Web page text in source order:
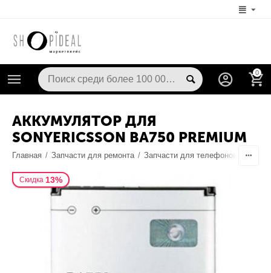
0
АККУМУЛЯТОР ДЛЯ
SONYERICSSON BA750 PREMIUM
Главная / Запчасти для ремонта / Запчасти для телефонов
Скидка 13%